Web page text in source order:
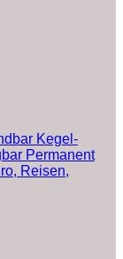
Kegel-
Permanent
Reisen,